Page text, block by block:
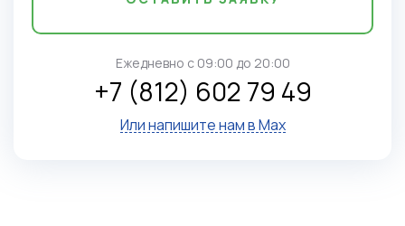
Ежедневно c 09:00 до 20:00
+7 (812) 602 79 49
Или напишите нам в Max